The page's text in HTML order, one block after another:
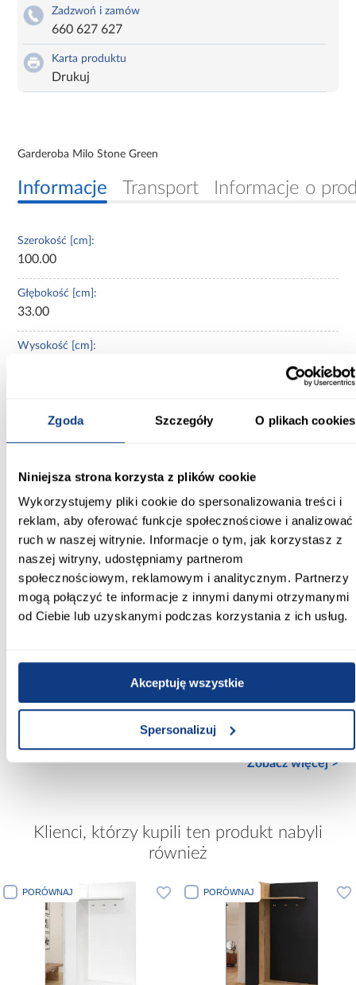
Zgoda Szczegóły O plikach cookies
Niniejsza strona korzysta z plików cookie
Wykorzystujemy pliki cookie do spersonalizowania treści i
reklam, aby oferować funkcje społecznościowe i analizować
ruch w naszej witrynie. Informacje o tym, jak korzystasz z
naszej witryny, udostępniamy partnerom
społecznościowym, reklamowym i analitycznym. Partnerzy
mogą połączyć te informacje z innymi danymi otrzymanymi
od Ciebie lub uzyskanymi podczas korzystania z ich usług.
Akceptuję wszystkie
Spersonalizuj
Zadzwoń i zamów
660 627 627
Karta produktu
Drukuj
Garderoba Milo Stone Green
Informacje Transport Informacje o
Szerokość [cm]:
100.00
Głębokość [cm]:
33.00
Wysokość [cm]:
zielone
Kolor korpusu:
stone green
Konstrukcja frontów:
Płyta wiórowa laminowana
Konstrukcja korpusu:
Płyta wiórowa laminowana
Wykończenie frontów:
Wykończenie korpusu:
Zobacz więcej >
Klienci, którzy kupili ten produkt nabyli
również
PORÓWNAJ PORÓWNAJ